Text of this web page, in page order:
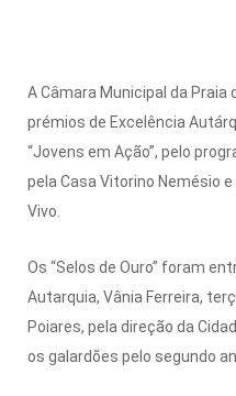
A Câmara Municipal da
prémios de Excelência
“Jovens em Ação”, pelo
pela Casa Vitorino Nemésio
Vivo.
Os “Selos de Ouro” foram
Autarquia, Vânia Ferreira,
Poiares, pela direção da
os galardões pelo segundo